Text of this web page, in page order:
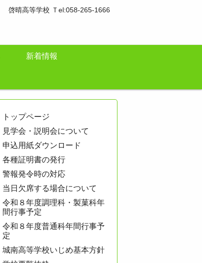
啓晴高等学校 Ｔel:058-265-1666
新着情報
トップページ
見学会・説明会について
申込用紙ダウンロード
各種証明書の発行
警報発令時の対応
当日欠席する場合について
令和８年度調理科・製菓科年
間行事予定
令和８年度普通科年間行事予
定
城南高等学校いじめ基本方針